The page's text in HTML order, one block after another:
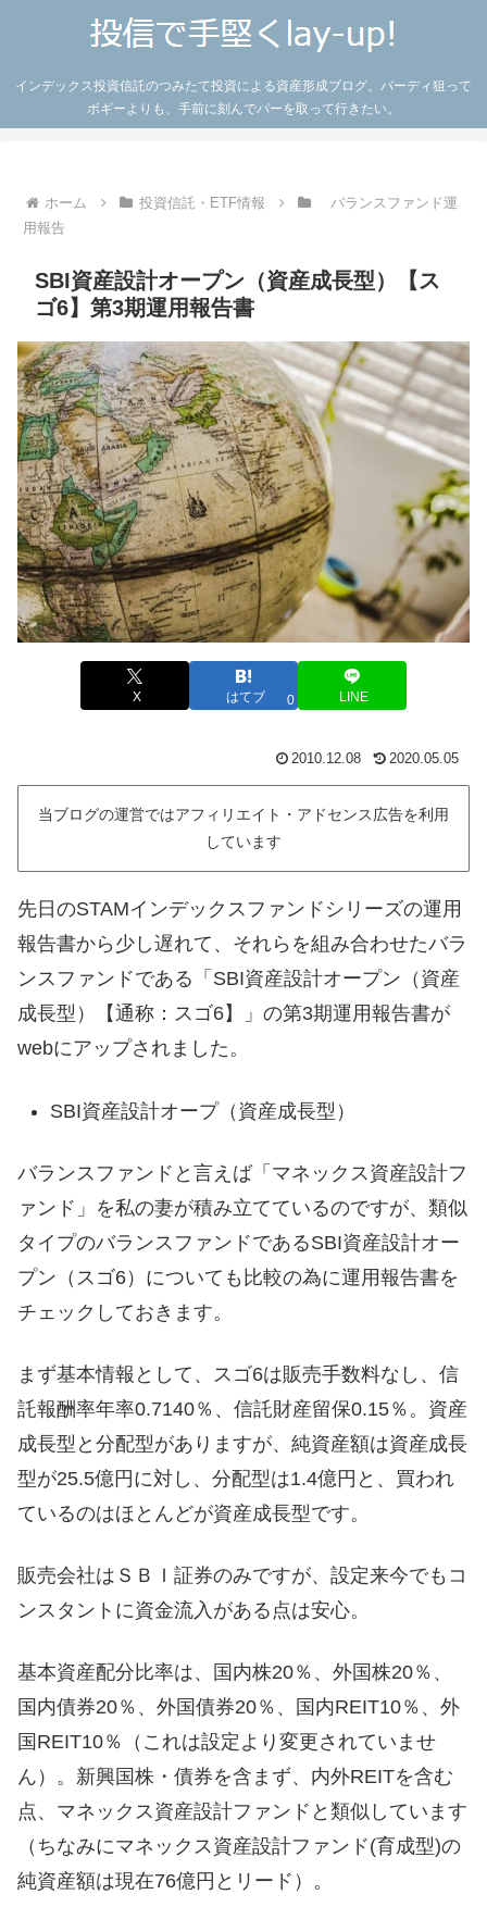
インデックス投資信託のつみたて投資による資産形成ブログ。バーディ狙って
ボギーよりも、手前に刻んでパーを取って行きたい。
ホーム 投資信託・ETF情報
バランスファンド運
用報告
SBI資産設計オープン（資産成長型）【ス
ゴ6】第3期運用報告書
X はてブ 0 LINE
2010.12.08 2020.05.05
当ブログの運営ではアフィリエイト・アドセンス広告を利用
しています
先日のSTAMインデックスファンドシリーズの運用
報告書から少し遅れて、それらを組み合わせたバラ
ンスファンドである「SBI資産設計オープン（資産
成長型）【通称：スゴ6】」の第3期運用報告書が
webにアップされました。
SBI資産設計オープ（資産成長型）
バランスファンドと言えば「マネックス資産設計フ
ァンド」を私の妻が積み立てているのですが、類似
タイプのバランスファンドであるSBI資産設計オー
プン（スゴ6）についても比較の為に運用報告書を
チェックしておきます。
まず基本情報として、スゴ6は販売手数料なし、信
託報酬率年率0.7140％、信託財産留保0.15％。資産
成長型と分配型がありますが、純資産額は資産成長
型が25.5億円に対し、分配型は1.4億円と、買われ
ているのはほとんどが資産成長型です。
販売会社はＳＢＩ証券のみですが、設定来今でもコ
ンスタントに資金流入がある点は安心。
基本資産配分比率は、国内株20％、外国株20％、
国内債券20％、外国債券20％、国内REIT10％、外
国REIT10％（これは設定より変更されていませ
ん）。新興国株・債券を含まず、内外REITを含む
点、マネックス資産設計ファンドと類似しています
（ちなみにマネックス資産設計ファンド(育成型)の
純資産額は現在76億円とリード）。